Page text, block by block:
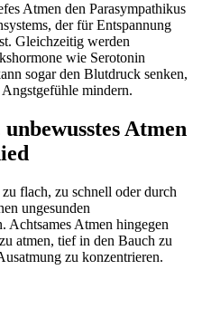
Atmen den Parasympathikus
der für Entspannung
Gleichzeitig werden
wie Serotonin
sogar den Blutdruck senken,
mindern.
Atmen
flach, zu schnell oder durch
ungesunden
Achtsames Atmen hingegen
atmen, tief in den Bauch zu
zu konzentrieren.